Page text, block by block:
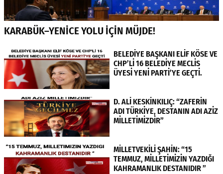
KARABÜK–YENİCE YOLU İÇİN MÜJDE!
BELEDİYE BAŞKANI ELİF KÖSE VE
CHP’Lİ 16 BELEDİYE MECLİS
ÜYESİ YENİ PARTİ’YE GEÇTİ.
D. ALİ KESKİNKILIÇ: “ZAFERİN
ADI TÜRKİYE, DESTANIN ADI AZİZ
MİLLETİMİZDİR”
MİLLETVEKİLİ ŞAHİN: “15
TEMMUZ, MİLLETİMİZİN YAZDIĞI
KAHRAMANLIK DESTANIDIR ”